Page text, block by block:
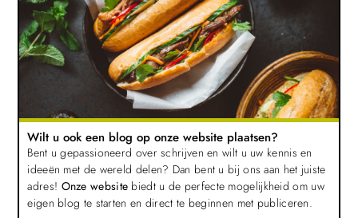
Wilt u ook een blog op onze website plaatsen?
Bent u gepassioneerd over schrijven en wilt u uw kennis en
ideeën met de wereld delen? Dan bent u bij ons aan het juiste
adres! Onze website biedt u de perfecte mogelijkheid om uw
eigen blog te starten en direct te beginnen met publiceren.